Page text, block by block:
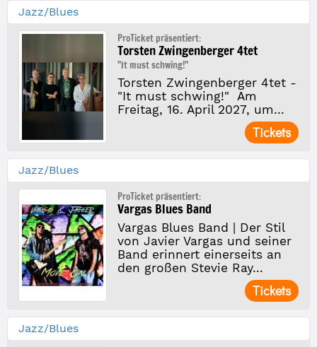
Jazz/Blues
ProTicket präsentiert:
Torsten Zwingenberger 4tet
"It must schwing!"
Torsten Zwingenberger 4tet -
"It must schwing!" Am
Freitag, 16. April 2027, um...
Tickets
Jazz/Blues
ProTicket präsentiert:
Vargas Blues Band
Vargas Blues Band | Der Stil
von Javier Vargas und seiner
Band erinnert einerseits an
den großen Stevie Ray...
Tickets
Jazz/Blues